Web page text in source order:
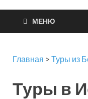
МЕНЮ
Главная > Туры из
Туры в